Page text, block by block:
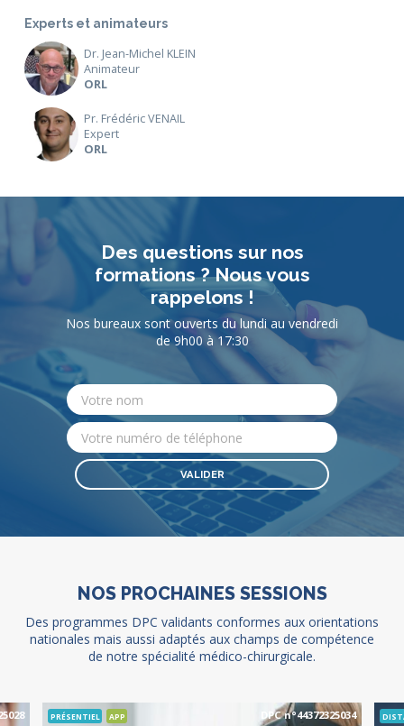
Experts et animateurs
Dr. Jean-Michel KLEIN
Animateur
ORL
Pr. Frédéric VENAIL
Expert
ORL
Des questions sur nos
formations ? Nous vous
rappelons !
Nos bureaux sont ouverts du lundi au vendredi
de 9h00 à 17:30
NOS PROCHAINES SESSIONS
Des programmes DPC validants conformes aux orientations
nationales mais aussi adaptés aux champs de compétence
de notre spécialité médico-chirurgicale.
PRÉSENTIEL APP DPC n°44372325034